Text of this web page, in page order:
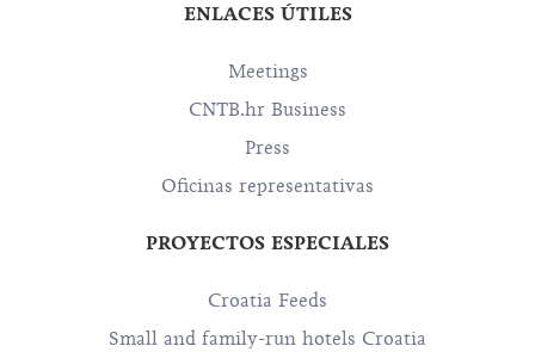
ENLACES ÚTILES
Meetings
CNTB.hr Business
Press
Oficinas representativas
PROYECTOS ESPECIALES
Croatia Feeds
Small and family-run hotels Croatia